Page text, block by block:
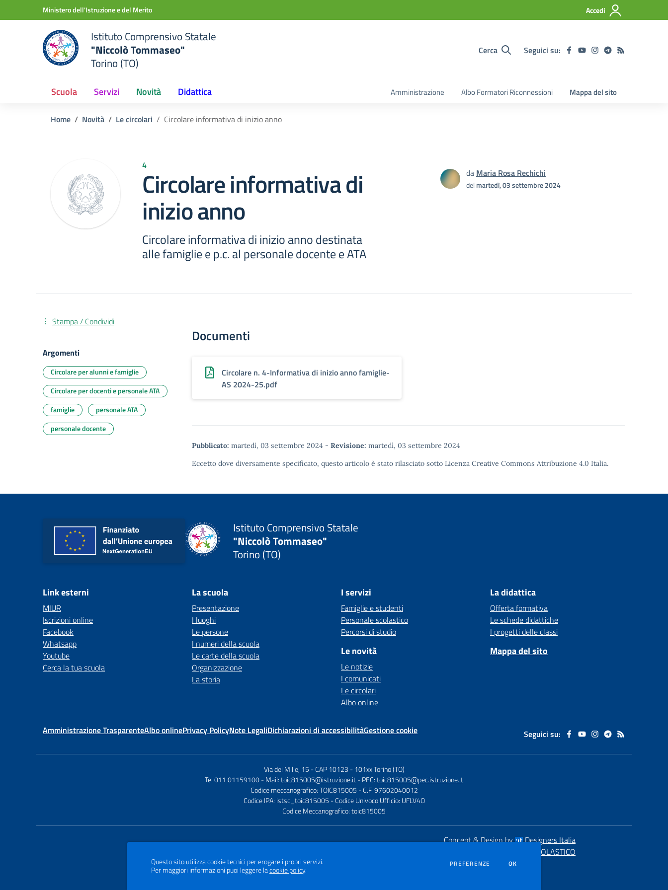
Vai ai contenuti
Vai al menu di navigazioneMinistero dell'Istruzione e del Merito Accedi
Istituto Comprensivo Statale
"Niccolò Tommaseo"
Torino (TO)
Cerca Seguici su:
Scuola Servizi Novità Didattica Amministrazione Albo Formatori Riconnessioni Mappa del sito
Home Novità Le circolari Circolare informativa di inizio anno
4
Circolare informativa di
inizio anno
Circolare informativa di inizio anno destinata
alle famiglie e p.c. al personale docente e ATA
da Maria Rosa Rechichi
delmartedì, 03 settembre 2024
Documenti
Circolare n. 4-Informativa di inizio anno famiglie-
AS 2024-25.pdf
Pubblicato: martedì, 03 settembre 2024 - Revisione: martedì, 03 settembre 2024
Eccetto dove diversamente specificato, questo articolo è stato rilasciato sotto Licenza Creative Commons Attribuzione 4.0 Italia.
Stampa / Condividi
Argomenti
Circolare per alunni e famiglie
Circolare per docenti e personale ATA
famiglie
personale ATA
personale docente
Istituto Comprensivo Statale
"Niccolò Tommaseo"
Torino (TO)
Link esterni
MIUR
Iscrizioni online
Facebook
Whatsapp
Youtube
Cerca la tua scuola
La scuola
Presentazione
I luoghi
Le persone
I numeri della scuola
Le carte della scuola
Organizzazione
La storia
I servizi
Famiglie e studenti
Personale scolastico
Percorsi di studio
Le novità
Le notizie
I comunicati
Le circolari
Albo online
La didattica
Offerta formativa
Le schede didattiche
I progetti delle classi
Mappa del sito
Amministrazione TrasparenteAlbo onlinePrivacy PolicyNote LegaliDichiarazioni di accessibilitàGestione cookie Seguici su:
Via dei Mille, 15 - CAP 10123 -101xx Torino (TO)
Tel 011 01159100- Mail:toic815005@istruzione.it- PEC:toic815005@pec.istruzione.it
Codice meccanografico: TOIC815005 - C.F. 97602040012
Codice IPA: istsc_toic815005 - Codice Univoco Ufficio: UFLV4O
Codice Meccanografico: toic815005
Concept & Design by
Designers Italia
SCUOLASTICO
Questo sito utilizza cookie tecnici per erogare i propri servizi.
Per maggiori informazioni puoi leggere lacookie policy.
PREFERENZE DEI COOKIE
OK